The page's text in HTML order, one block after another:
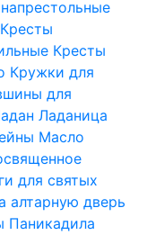
Кресты
Кресты
Кружки для
для
Ладаница
Масло
для святых
алтарную дверь
Паникадила